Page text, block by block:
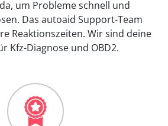
um Probleme schnell und
Das autoaid Support-Team
Reaktionszeiten. Wir sind deine
Kfz-Diagnose und OBD2.